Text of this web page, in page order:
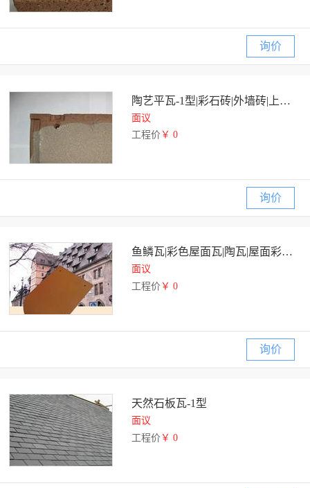
询价
陶艺平瓦-1型|彩石砖|外墙砖|上海永陶建材
面议
工程价 ￥ 0
询价
鱼鳞瓦|彩色屋面瓦|陶瓦|屋面彩瓦|上海永陶建材
面议
工程价 ￥ 0
询价
天然石板瓦-1型
面议
工程价 ￥ 0